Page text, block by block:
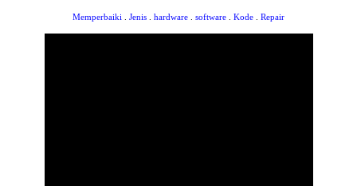
Memperbaiki Jenis hardware software Kode Repair